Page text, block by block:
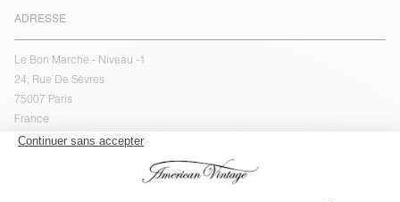
ADRESSE
Le Bon Marché - Niveau -1
24, Rue De Sèvres
75007 Paris
France